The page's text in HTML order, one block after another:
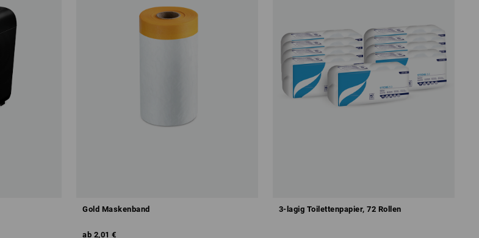
Gold Maskenband
ab 2,01 €
3-lagig Toilettenpapier, 72 Rollen